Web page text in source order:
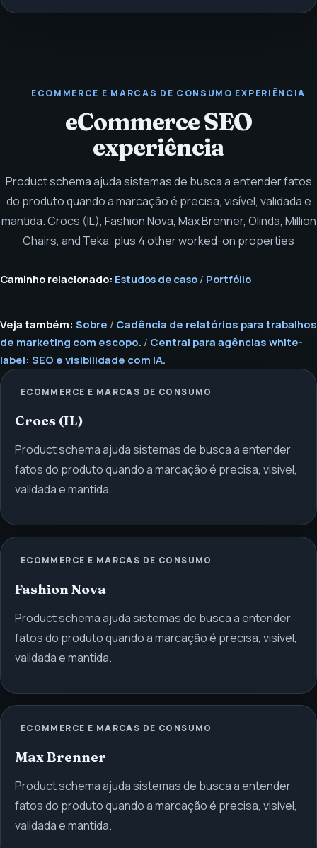
ECOMMERCE E MARCAS DE CONSUMO EXPERIÊNCIA
eCommerce SEO
experiência
Product schema ajuda sistemas de busca a entender fatos
do produto quando a marcação é precisa, visível, validada e
mantida.Crocs (IL), Fashion Nova, Max Brenner, Olinda, Million
Chairs, and Teka, plus 4 other worked-on properties
Caminho relacionado: Estudos de caso / Portfólio
Veja também: Sobre / Cadência de relatórios para trabalhos
de marketing com escopo. / Central para agências white-
label: SEO e visibilidade com IA.
ECOMMERCE E MARCAS DE CONSUMO
Crocs (IL)
Product schema ajuda sistemas de busca a entender
fatos do produto quando a marcação é precisa, visível,
validada e mantida.
ECOMMERCE E MARCAS DE CONSUMO
Fashion Nova
Product schema ajuda sistemas de busca a entender
fatos do produto quando a marcação é precisa, visível,
validada e mantida.
ECOMMERCE E MARCAS DE CONSUMO
Max Brenner
Product schema ajuda sistemas de busca a entender
fatos do produto quando a marcação é precisa, visível,
validada e mantida.